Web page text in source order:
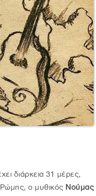
διάρκεια 31 μέρες,
Ρώμης, ο μυθικός Νούμας